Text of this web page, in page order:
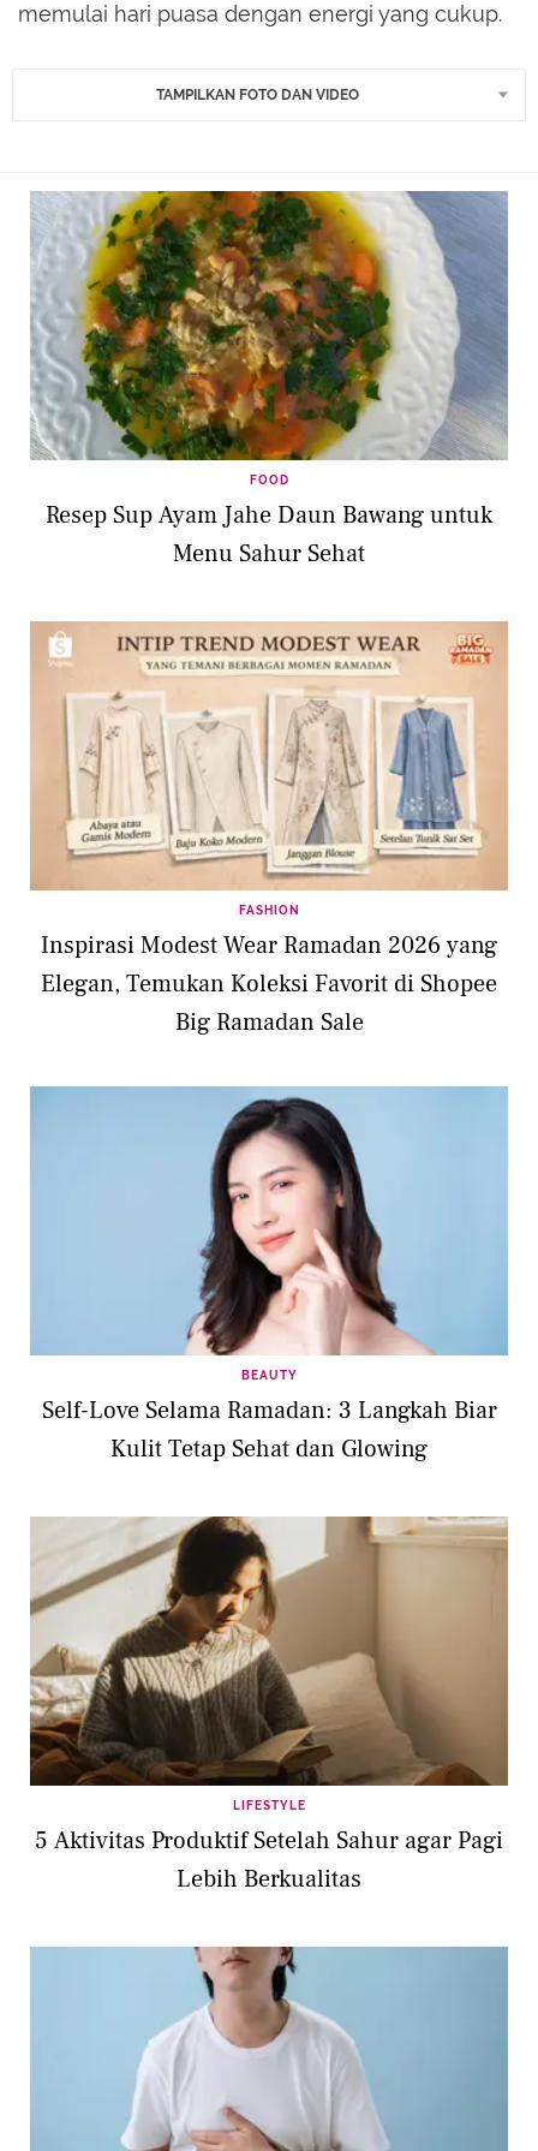
memulai hari puasa dengan energi yang cukup.
TAMPILKAN FOTO DAN VIDEO
FOOD
Resep Sup Ayam Jahe Daun Bawang untuk
Menu Sahur Sehat
FASHION
Inspirasi Modest Wear Ramadan 2026 yang
Elegan, Temukan Koleksi Favorit di Shopee
Big Ramadan Sale
BEAUTY
Self-Love Selama Ramadan: 3 Langkah Biar
Kulit Tetap Sehat dan Glowing
LIFESTYLE
5 Aktivitas Produktif Setelah Sahur agar Pagi
Lebih Berkualitas